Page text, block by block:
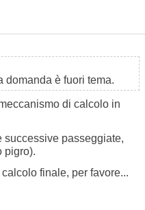
domanda è fuori tema.
di calcolo in
successive passeggiate,
pigro).
finale, per favore...